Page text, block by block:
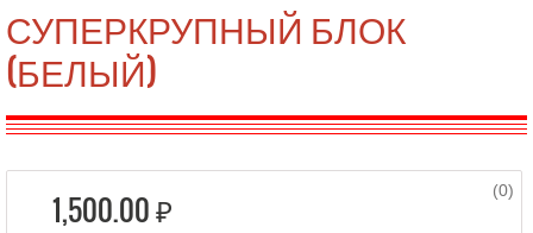
СУПЕРКРУПНЫЙ БЛОК
(БЕЛЫЙ)
(0)
1,500.00 ₽